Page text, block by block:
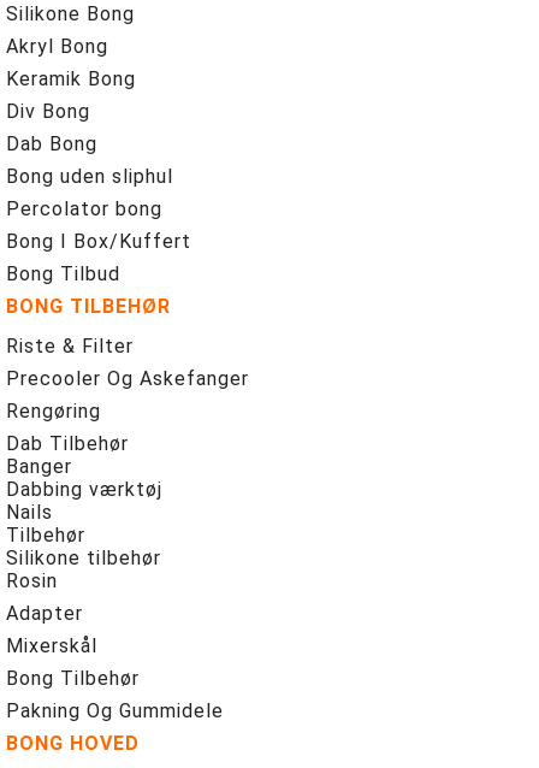
Silikone Bong
Akryl Bong
Keramik Bong
Div Bong
Dab Bong
Bong uden sliphul
Percolator bong
Bong I Box/Kuffert
Bong Tilbud
BONG TILBEHØR
Riste & Filter
Precooler Og Askefanger
Rengøring
Dab Tilbehør
Banger
Dabbing værktøj
Nails
Tilbehør
Silikone tilbehør
Rosin
Adapter
Mixerskål
Bong Tilbehør
Pakning Og Gummidele
BONG HOVED